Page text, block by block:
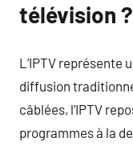
télévision ?
L’IPTV représente
diffusion
câblées, l’IPTV
programmes à la